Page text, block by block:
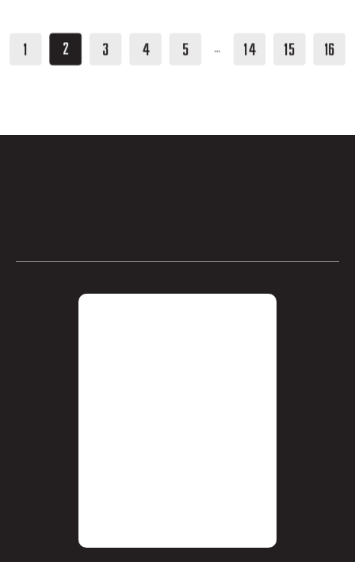
1 2 3 4 5 … 14 15 16